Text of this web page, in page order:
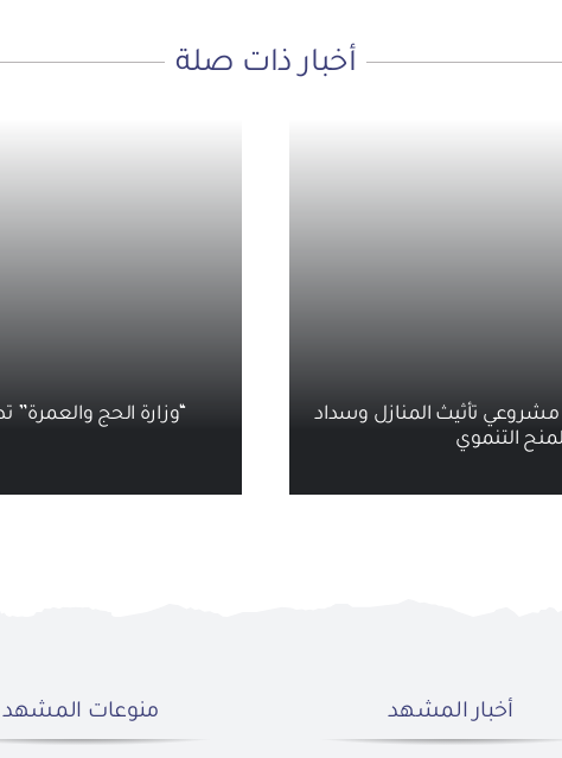
أخبار ذات صلة
مشروعي تأثيث المنازل وسداد
التنموي
“وزارة الحج والعمرة”
أخبار المشهد منوعات المشهد